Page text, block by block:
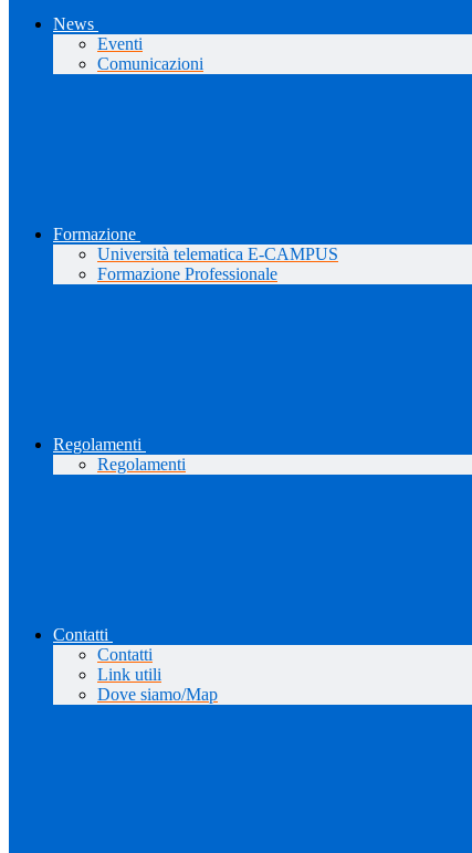
News
Eventi
Comunicazioni
Formazione
Università telematica E-CAMPUS
Formazione Professionale
Regolamenti
Regolamenti
Contatti
Contatti
Link utili
Dove siamo/Map